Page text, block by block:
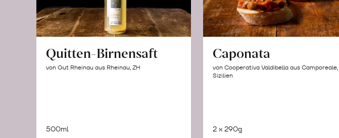
Quitten-Birnensaft
von Gut Rheinau aus Rheinau, ZH
500ml
Caponata
von Cooperativa Valdibella aus Camporeale,
Sizilien
2 x 290g